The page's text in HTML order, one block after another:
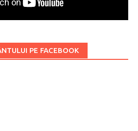
PE FACEBOOK